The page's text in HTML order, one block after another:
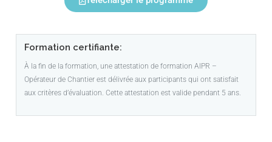
Formation certifiante:
À la fin de la formation, une attestation de formation AIPR –
Opérateur de Chantier est délivrée aux participants qui ont satisfait
aux critères d’évaluation. Cette attestation est valide pendant 5 ans.